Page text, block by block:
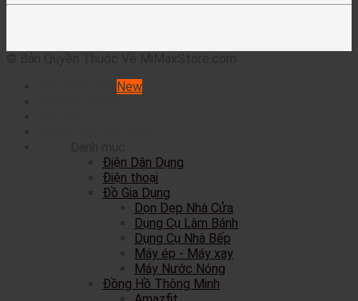
Điện Dân Dụng
Điện thoại
Đồ Gia Dụng
Dọn Dẹp Nhà Cửa
Dụng Cụ Làm Bánh
Dụng Cụ Nhà Bếp
Máy ép - Máy xay
Máy Nước Nóng
Đồng Hồ Thông Minh